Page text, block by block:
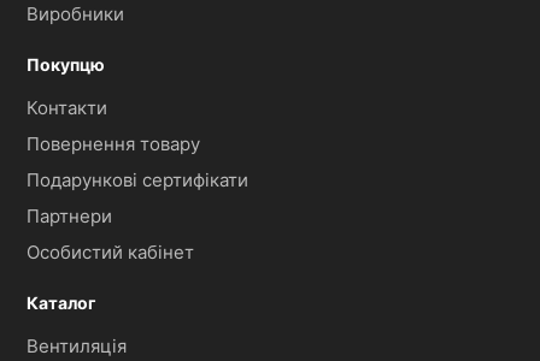
Виробники
Покупцю
Контакти
Повернення товару
Подарункові сертифікати
Партнери
Особистий кабінет
Каталог
Вентиляція